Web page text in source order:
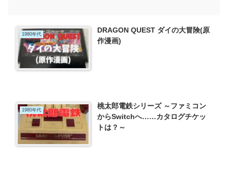
1980年代
DRAGON QUEST ダイの大冒険(原
作漫画)
1980年代
桃太郎電鉄シリーズ ～ファミコン
からSwitchへ……カタログチケッ
トは？～